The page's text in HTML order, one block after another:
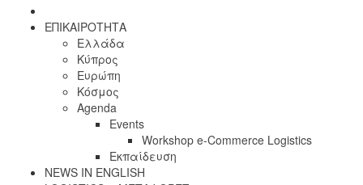
ΕΠΙΚΑΙΡΟΤΗΤΑ
Ελλάδα
Κύπρος
Ευρώπη
Κόσμος
Agenda
Events
Workshop e-Commerce Logistics
Εκπαίδευση
NEWS IN ENGLISH